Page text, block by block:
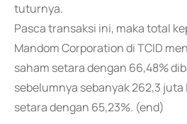
tuturnya.
Pasca transaksi ini, maka total
Mandom Corporation di TCID
saham setara dengan 66,48%
sebelumnya sebanyak 262,3
setara dengan 65,23%. (end)